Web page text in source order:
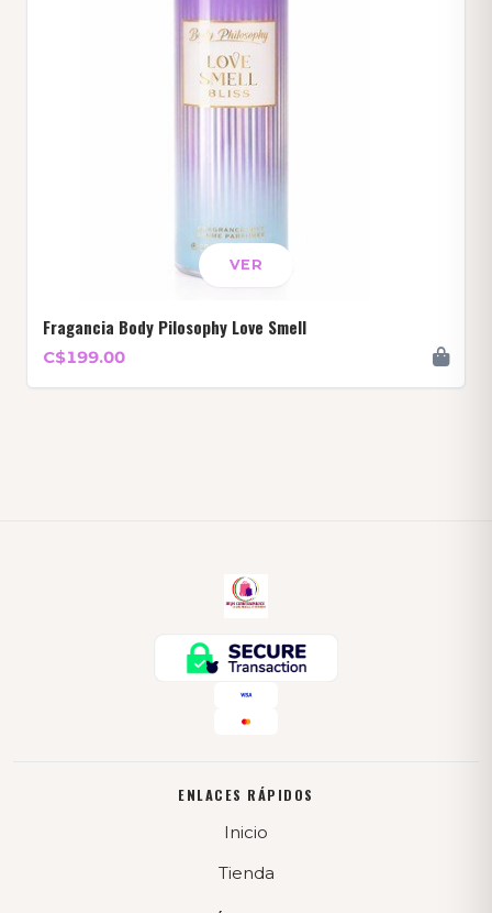
VER
Fragancia Body Pilosophy Love Smell
C$199.00
ENLACES RÁPIDOS
Inicio
Tienda